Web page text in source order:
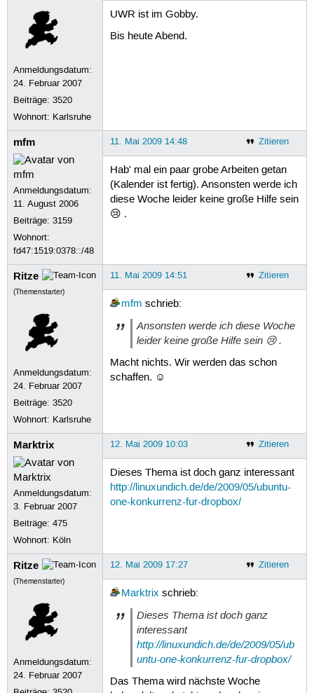
Anmeldungsdatum:
24. Februar 2007
Beiträge:3520
Wohnort: Karlsruhe
UWR ist im Gobby.
Bis heute Abend.
mfm
Anmeldungsdatum:
11. August 2006
Beiträge:3159
Wohnort:
fd47:1519:0378::/48
Zitieren
11. Mai 2009 14:48
Hab' mal ein paar grobe Arbeiten getan
(Kalender ist fertig). Ansonsten werde ich
diese Woche leider keine große Hilfe sein
😢 .
Ritze
(Themenstarter)
Anmeldungsdatum:
24. Februar 2007
Beiträge:3520
Wohnort: Karlsruhe
Zitieren
11. Mai 2009 14:51
mfm schrieb:
Ansonsten werde ich diese Woche
leider keine große Hilfe sein 😢 .
Macht nichts. Wir werden das schon
schaffen. ☺
Marktrix
Anmeldungsdatum:
3. Februar 2007
Beiträge:475
Wohnort: Köln
Zitieren
12. Mai 2009 10:03
Dieses Thema ist doch ganz interessant
http://linuxundich.de/de/2009/05/ubuntu-
one-konkurrenz-fur-dropbox/
Ritze
(Themenstarter)
Anmeldungsdatum:
24. Februar 2007
Zitieren
12. Mai 2009 17:27
Marktrix schrieb:
Dieses Thema ist doch ganz
interessant
http://linuxundich.de/de/2009/05/ub
untu-one-konkurrenz-fur-dropbox/
Das Thema wird nächste Woche